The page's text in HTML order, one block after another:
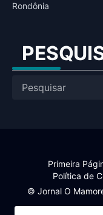
Rondônia
© Jornal O
Primeira
Política de